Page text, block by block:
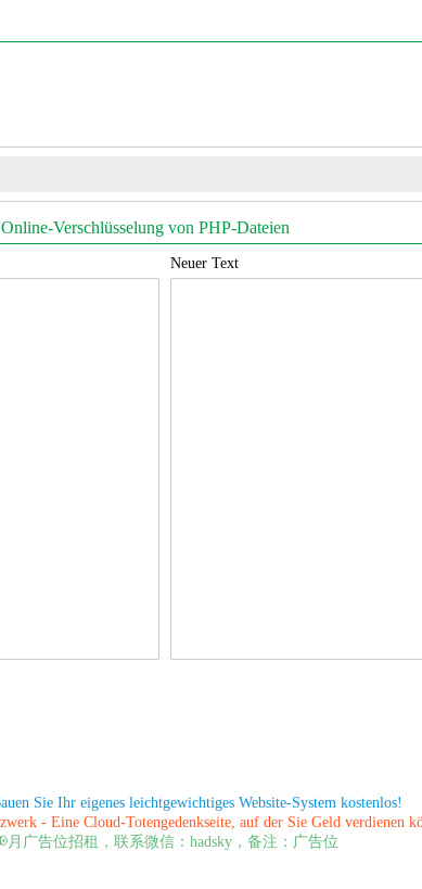
Verschlüsselung von PHP-Dateien
Neuer Text
Sie Ihr eigenes leichtgewichtiges Website-System kostenlos!
- Eine Cloud-Totengedenkseite, auf der Sie Geld verdienen
月广告位招租，联系微信：hadsky，备注：广告位